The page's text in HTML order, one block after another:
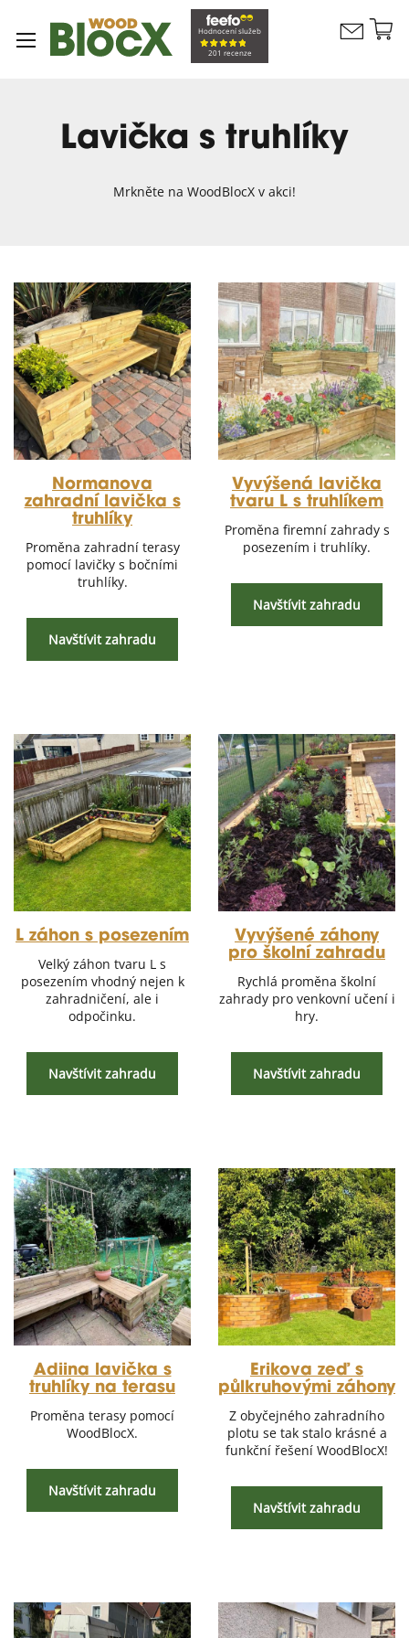
Hodnocení služeb
201 recenze
Kontaktujte
Lavička s truhlíky
Mrkněte na WoodBlocX v akci!
Normanova
zahradní lavička s
truhlíky
Proměna zahradní terasy
pomocí lavičky s bočními
truhlíky.
Navštívit zahradu
Vyvýšená lavička
tvaru L s truhlíkem
Proměna firemní zahrady s
posezením i truhlíky.
Navštívit zahradu
L záhon s posezením
Velký záhon tvaru L s
posezením vhodný nejen k
zahradničení, ale i
odpočinku.
Navštívit zahradu
Vyvýšené záhony
pro školní zahradu
Rychlá proměna školní
zahrady pro venkovní učení i
hry.
Navštívit zahradu
Adiina lavička s
truhlíky na terasu
Proměna terasy pomocí
WoodBlocX.
Navštívit zahradu
Erikova zeď s
půlkruhovými záhony
Z obyčejného zahradního
plotu se tak stalo krásné a
funkční řešení WoodBlocX!
Navštívit zahradu